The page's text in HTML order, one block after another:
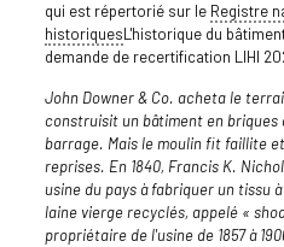
qui est répertorié sur le Registre
historiquesL'historique du
demande de recertification LIHI
John Downer & Co. acheta le
construisit un bâtiment en briques
barrage. Mais le moulin fit faillite
reprises. En 1840, Francis K.
usine du pays à fabriquer un tissu
laine vierge recyclés, appelé «
propriétaire de l'usine de 1857 à